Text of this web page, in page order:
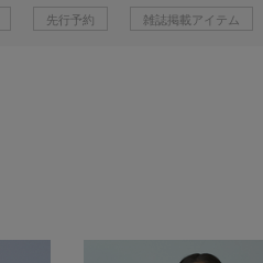
先行予約 雑誌掲載アイテム